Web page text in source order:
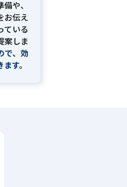
や、
お伝え
ている
案しま
で、効
す。